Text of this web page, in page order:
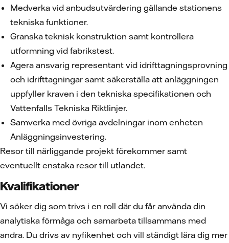
Medverka vid anbudsutvärdering gällande stationens
tekniska funktioner.
Granska teknisk konstruktion samt kontrollera
utformning vid fabrikstest.
Agera ansvarig representant vid idrifttagningsprovning
och idrifttagningar samt säkerställa att anläggningen
uppfyller kraven i den tekniska specifikationen och
Vattenfalls Tekniska Riktlinjer.
Samverka med övriga avdelningar inom enheten
Anläggningsinvestering.
Resor till närliggande projekt förekommer samt
eventuellt enstaka resor till utlandet.
Kvalifikationer
Vi söker dig som trivs i en roll där du får använda din
analytiska förmåga och samarbeta tillsammans med
andra. Du drivs av nyfikenhet och vill ständigt lära dig mer